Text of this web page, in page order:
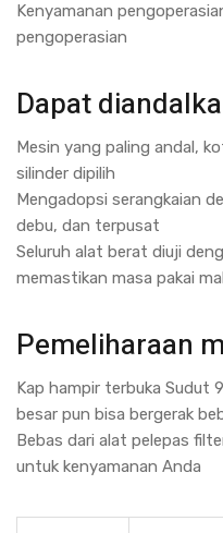
Kenyamanan
pengoperasian
Dapat
Mesin yang paling andal,
silinder dipilih
Mengadopsi serangkaian
debu, dan terpusat
Seluruh alat berat diuji
memastikan masa pakai
Pemeliharaan
Kap hampir terbuka Sudut
besar pun bisa bergerak
Bebas dari alat pelepas
untuk kenyamanan Anda